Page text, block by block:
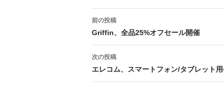
投
稿
ナ
ビ
前の投稿
Griffin、全品25%オフセール開催
次の投稿
エレコム、スマートフォン/タブレット